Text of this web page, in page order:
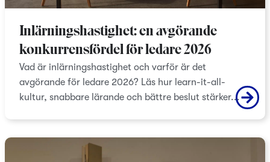
Inlärningshastighet: en avgörande
konkurrensfördel för ledare 2026
Vad är inlärningshastighet och varför är det
avgörande för ledare 2026? Läs hur learn-it-all-
kultur, snabbare lärande och bättre beslut stärker...